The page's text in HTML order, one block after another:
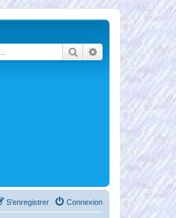
RechercherRecherche
Connexion
S’enregistrer